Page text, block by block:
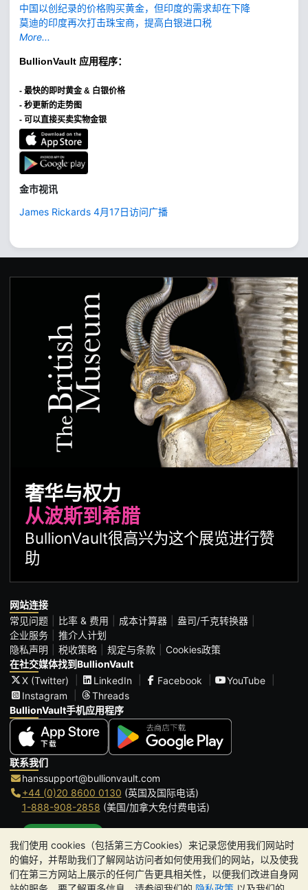
我们使用 cookies（包括第三方Cookies）来记录您使用我们网站时
的偏好，并帮助我们了解网站访问者如何使用我们的网站，以及使我
们在第三方网站上展示的任何广告更具相关性，以便我们改进自身网
中国以创纪录的价格购买黄金，但印度的需求却在下降
莫迪的印度再次打击珠宝商，提高白银进口税
More...
BullionVault 应用程序：
- 最快的即时黄金 & 白银价格
- 秒更新的走势图
- 可以直接买卖实物金银
金市视讯
James Rickards 4月17日访问广播
奢华与权力
从波斯到希腊
BullionVault很高兴为这个展览进行赞
助
网站连接
常见问题
比率 & 费用 成本计算器
盎司/千克转换器
企业服务
推介人计划
隐私声明
税收策略 规定与条款
Cookies政策
在社交媒体找到BullionVault
X (Twitter)
LinkedIn Facebook
YouTube
Instagram
Threads
BullionVault手机应用程序
联系我们
hanssupport@bullionvault.com
+44 (0)20 8600 0130 (英国及国际电话)
1-888-908-2858 (美国/加拿大免付费电话)
办公时间:
9am to 8:30pm (英国时间), 周一至周五
Galmarley Ltd T/A BullionVault